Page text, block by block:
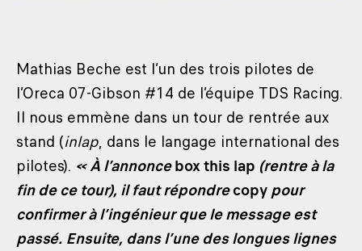
Mathias Beche est l’un des trois pilotes de
l’Oreca 07-Gibson #14 de l’équipe TDS Racing.
Il nous emmène dans un tour de rentrée aux
stand (inlap, dans le langage international des
pilotes). « À l’annoncebox this lap (rentre à la
fin de ce tour), il faut répondrecopypour
confirmer à l’ingénieur que le message est
passé. Ensuite, dans l’une des longues lignes